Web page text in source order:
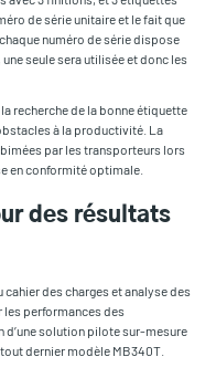
de série unitaire et le fait que
numéro de série dispose
seule sera utilisée et donc les
recherche de la bonne étiquette
à la productivité. La
par les transporteurs lors
en conformité optimale.
des résultats
des charges et analyse des
les performances des
d’une solution pilote sur-mesure
dernier modèle MB340T.